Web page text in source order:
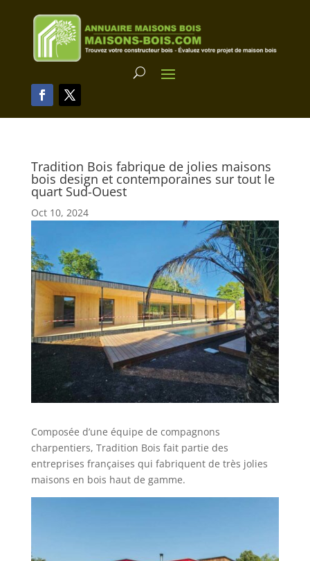
Tradition Bois fabrique de jolies maisons
bois design et contemporaines sur tout le
quart Sud-Ouest
Oct 10, 2024
Composée d’une équipe de compagnons
charpentiers, Tradition Bois fait partie des
entreprises françaises qui fabriquent de très jolies
maisons en bois haut de gamme.